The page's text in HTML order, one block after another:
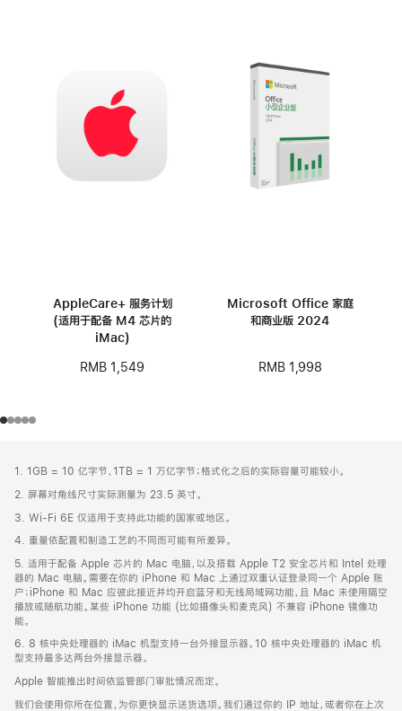
AppleCare+ 服务计划
(适用于配备 M4 芯片的
iMac)
RMB 1,549
Microsoft Office 家庭
和商业版 2024
RMB 1,998
页
脚
注
1. 1GB = 10 亿字节，1TB = 1 万亿字节；格式化之后的实际容量可能较小。
2. 屏幕对角线尺寸实际测量为 23.5 英寸。
3. Wi-Fi 6E 仅适用于支持此功能的国家或地区。
4. 重量依配置和制造工艺的不同而可能有所差异。
5. 适用于配备 Apple 芯片的 Mac 电脑，以及搭载 Apple T2 安全芯片和 Intel 处理
器的 Mac 电脑。需要在你的 iPhone 和 Mac 上通过双重认证登录同一个 Apple 账
户；iPhone 和 Mac 应彼此接近并均开启蓝牙和无线局域网功能，且 Mac 未使用隔空
播放或随航功能。某些 iPhone 功能 (比如摄像头和麦克风) 不兼容 iPhone 镜像功
能。
6. 8 核中央处理器的 iMac 机型支持一台外接显示器。10 核中央处理器的 iMac 机
型支持最多达两台外接显示器。
Apple 智能推出时间依监管部门审批情况而定。
我们会使用你所在位置，为你更快显示送货选项。我们通过你的 IP 地址，或者你在上次